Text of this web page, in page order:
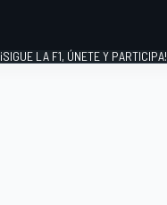
¡SIGUE LA F1, ÚNETE Y PARTICIPA!